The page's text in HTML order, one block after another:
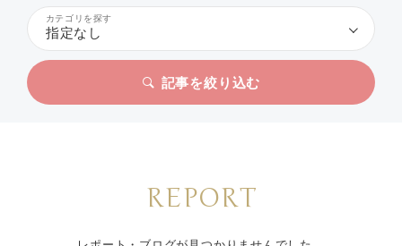
カテゴリを探す
指定なし
記事を絞り込む
REPORT